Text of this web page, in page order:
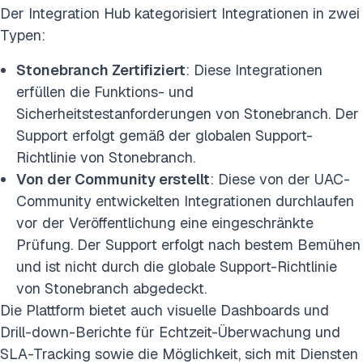
Der Integration Hub kategorisiert Integrationen in zwei
Typen:
Stonebranch Zertifiziert: Diese Integrationen
erfüllen die Funktions- und
Sicherheitstestanforderungen von Stonebranch. Der
Support erfolgt gemäß der globalen Support-
Richtlinie von Stonebranch.
Von der Community erstellt: Diese von der UAC-
Community entwickelten Integrationen durchlaufen
vor der Veröffentlichung eine eingeschränkte
Prüfung. Der Support erfolgt nach bestem Bemühen
und ist nicht durch die globale Support-Richtlinie
von Stonebranch abgedeckt.
Die Plattform bietet auch visuelle Dashboards und
Drill-down-Berichte für Echtzeit-Überwachung und
SLA-Tracking sowie die Möglichkeit, sich mit Diensten